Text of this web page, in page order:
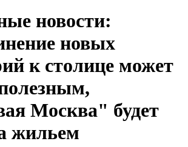
новости:
новых
к столице может
Москва" будет
жильем